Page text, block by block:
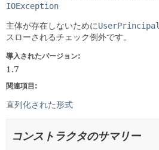
IOException
主体が存在しないためにUserPrincipal
スローされるチェック例外です。
導入されたバージョン:
1.7
関連項目:
直列化された形式
コンストラクタのサマリー